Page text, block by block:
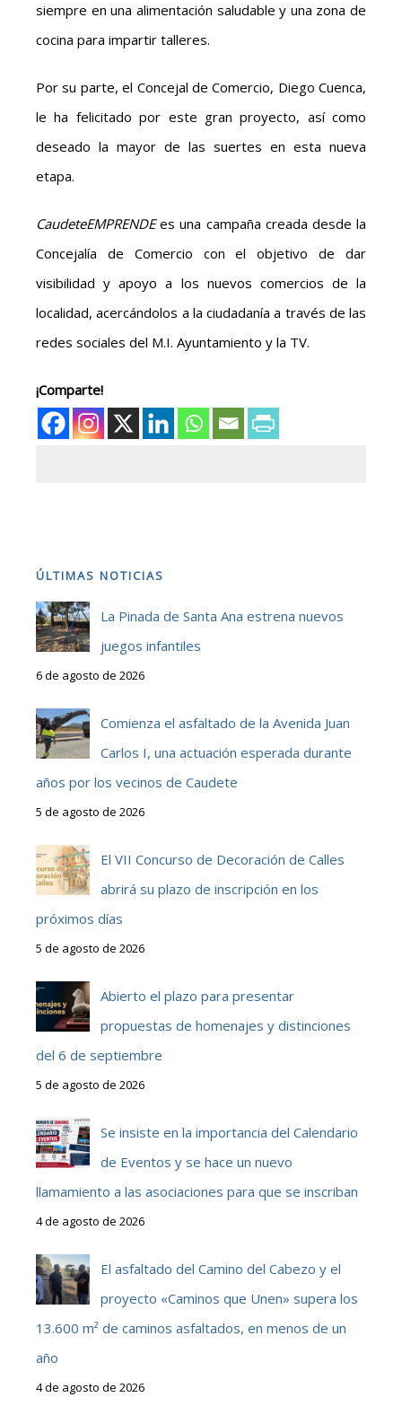
siempre en una alimentación saludable y una zona de
cocina para impartir talleres.
Por su parte, el Concejal de Comercio, Diego Cuenca,
le ha felicitado por este gran proyecto, así como
deseado la mayor de las suertes en esta nueva
etapa.
CaudeteEMPRENDEes una campaña creada desde la
Concejalía de Comercio con el objetivo de dar
visibilidad y apoyo a los nuevos comercios de la
localidad, acercándolos a la ciudadanía a través de las
redes sociales del M.I. Ayuntamiento y la TV.
¡Comparte!
ÚLTIMAS NOTICIAS
La Pinada de Santa Ana estrena nuevos
juegos infantiles
6 de agosto de 2026
Comienza el asfaltado de la Avenida Juan
Carlos I, una actuación esperada durante
años por los vecinos de Caudete
5 de agosto de 2026
El VII Concurso de Decoración de Calles
abrirá su plazo de inscripción en los
próximos días
5 de agosto de 2026
Abierto el plazo para presentar
propuestas de homenajes y distinciones
del 6 de septiembre
5 de agosto de 2026
Se insiste en la importancia del Calendario
de Eventos y se hace un nuevo
llamamiento a las asociaciones para que se inscriban
4 de agosto de 2026
El asfaltado del Camino del Cabezo y el
proyecto «Caminos que Unen» supera los
13.600 m² de caminos asfaltados, en menos de un
año
4 de agosto de 2026